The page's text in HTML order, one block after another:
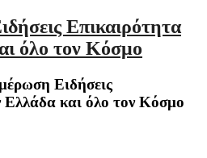
Επικαιρότητα
όλο τον Κόσμο
Ειδήσεις
Ελλάδα και όλο τον Κόσμο